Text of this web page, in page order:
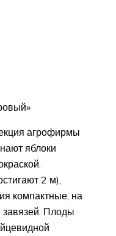
агрофирмы
яблоки
2 м),
компактные, на
завязей. Плоды